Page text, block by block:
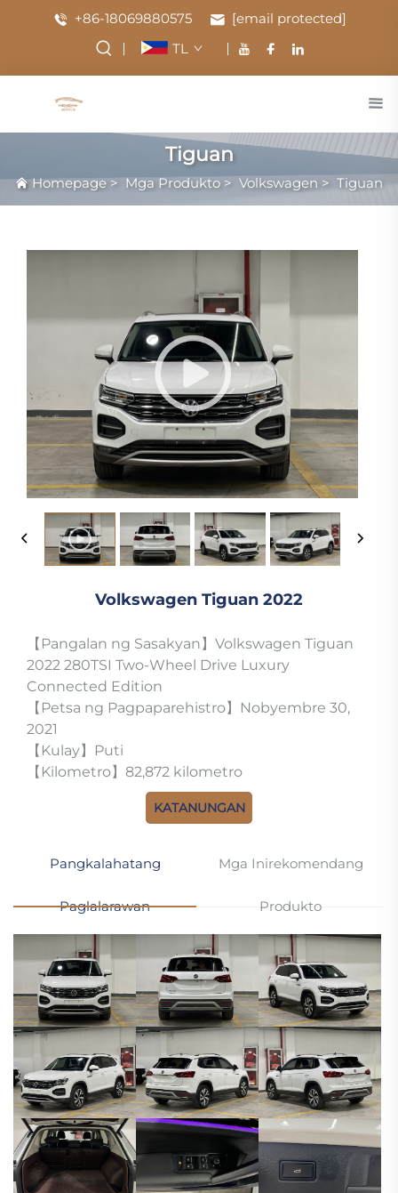
+86-18069880575
[email protected]
TL
Tiguan
Homepage> Mga Produkto > Volkswagen > Tiguan
Volkswagen Tiguan 2022
【Pangalan ng Sasakyan】Volkswagen Tiguan
2022 280TSI Two-Wheel Drive Luxury
Connected Edition
【Petsa ng Pagpaparehistro】Nobyembre 30,
2021
【Kulay】Puti
【Kilometro】82,872 kilometro
KATANUNGAN
Pangkalahatang
Paglalarawan
Mga Inirekomendang
Produkto